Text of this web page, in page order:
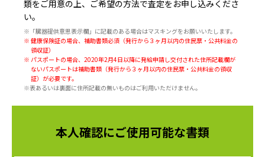
類をご用意の上、ご希望の方法で査定をお申し込みくださ
い。
※「臓器提供意思表示欄」に記載のある場合はマスキングをお願いいたします。
※ 健康保険証の場合、補助書類必須（発行から３ヶ月以内の住民票・公共料金の
領収証）
※ パスポートの場合、2020年2月4日以降に発給申請し交付された住所記載欄が
ないパスポートは補助書類（発行から３ヶ月以内の住民票・公共料金の領収
証）が必要です。
※表あるいは裏面に住所記載の無いものはご利用いただけません。
本人確認にご使用可能な書類